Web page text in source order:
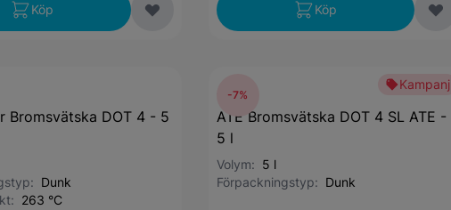
Köp Köp
Bromsvätska DOT 4 - 5
Dunk
263 °C
Kampanj
ATE
ATE Bromsvätska DOT 4 SL ATE -
5 l
Volym: 5 l
Förpackningstyp: Dunk
-7%